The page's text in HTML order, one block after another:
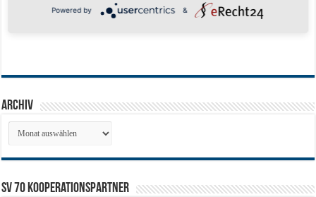
Archiv
Archiv
SV 70 Kooperationspartner
Powered by &